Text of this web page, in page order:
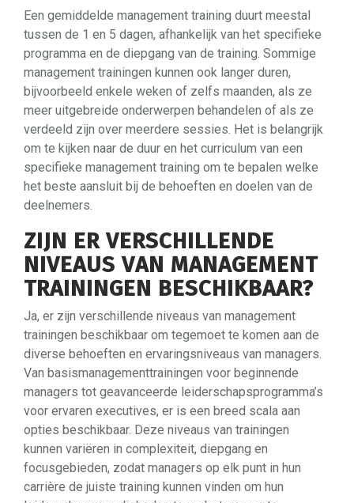
Een gemiddelde management training duurt meestal
tussen de 1 en 5 dagen, afhankelijk van het specifieke
programma en de diepgang van de training. Sommige
management trainingen kunnen ook langer duren,
bijvoorbeeld enkele weken of zelfs maanden, als ze
meer uitgebreide onderwerpen behandelen of als ze
verdeeld zijn over meerdere sessies. Het is belangrijk
om te kijken naar de duur en het curriculum van een
specifieke management training om te bepalen welke
het beste aansluit bij de behoeften en doelen van de
deelnemers.
ZIJN ER VERSCHILLENDE
NIVEAUS VAN MANAGEMENT
TRAININGEN BESCHIKBAAR?
Ja, er zijn verschillende niveaus van management
trainingen beschikbaar om tegemoet te komen aan de
diverse behoeften en ervaringsniveaus van managers.
Van basismanagementtrainingen voor beginnende
managers tot geavanceerde leiderschapsprogramma’s
voor ervaren executives, er is een breed scala aan
opties beschikbaar. Deze niveaus van trainingen
kunnen variëren in complexiteit, diepgang en
focusgebieden, zodat managers op elk punt in hun
carrière de juiste training kunnen vinden om hun